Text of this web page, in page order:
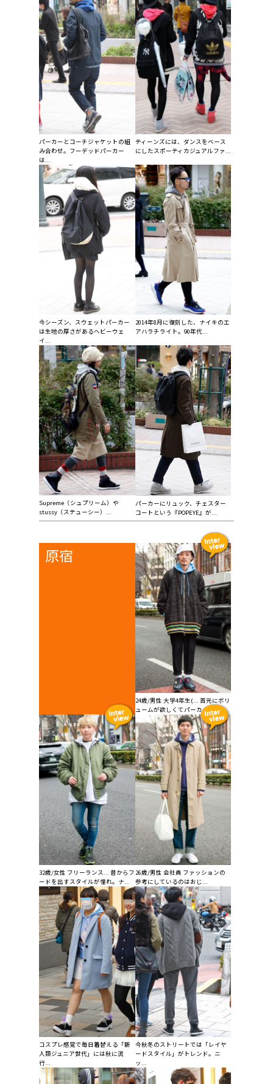
パーカーとコーチジャケットの組
み合わせ。フーデッドパーカー
は...
ティーンズには、ダンスをベース
にしたスポーティカジュアルファ...
今シーズン、スウェットパーカー
は生地の厚さがあるヘビーウェ
イ...
2014年8月に復刻した、ナイキのエ
アハラチライト。90年代...
Supreme（シュプリーム）や
stussy（ステューシー）...
パーカーにリュック、チェスター
コートという『POPEYE』が...
原宿
24歳/男性 大学4年生(... 首元にボリ
ュームが欲しくてパーカーを...
32歳/女性 フリーランス... 昔からフ
ードを出すスタイルが憧れ。ナ...
26歳/男性 会社員 ファッションの
参考にしているのはおじ...
コスプレ感覚で毎日着替える「新
人類ジュニア世代」には秋に流
行...
今秋冬のストリートでは「レイヤ
ードスタイル」がトレンド。ニ
ッ...